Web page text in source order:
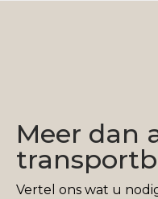
Meer dan
Vertel ons wat u